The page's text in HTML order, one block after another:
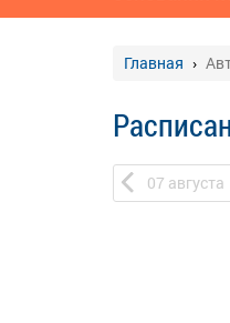
Главная
07 августа